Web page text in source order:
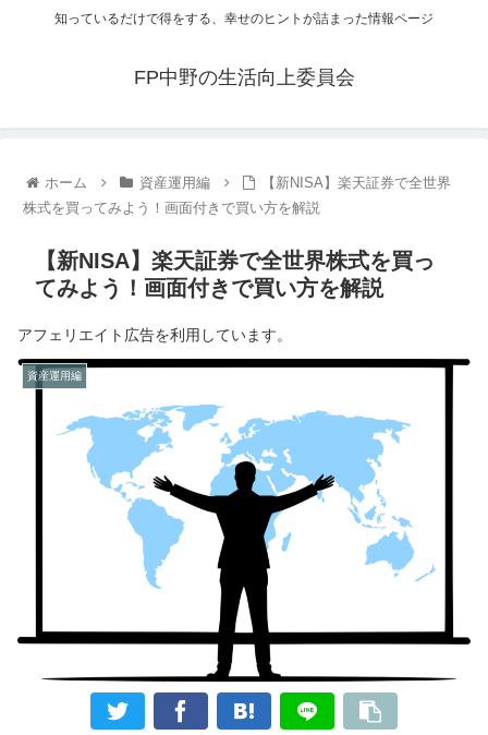
知っているだけで得をする、幸せのヒントが詰まった情報ページ
FP中野の生活向上委員会
ホーム 資産運用編
【新NISA】楽天証券で全世界
株式を買ってみよう！画面付きで買い方を解説
【新NISA】楽天証券で全世界株式を買っ
てみよう！画面付きで買い方を解説
アフェリエイト広告を利用しています。
資産運用編